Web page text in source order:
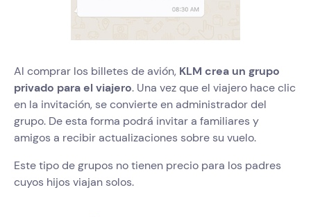
Al comprar los billetes de avión, KLM crea un grupo
privado para el viajero. Una vez que el viajero hace clic
en la invitación, se convierte en administrador del
grupo. De esta forma podrá invitar a familiares y
amigos a recibir actualizaciones sobre su vuelo.
Este tipo de grupos no tienen precio para los padres
cuyos hijos viajan solos.